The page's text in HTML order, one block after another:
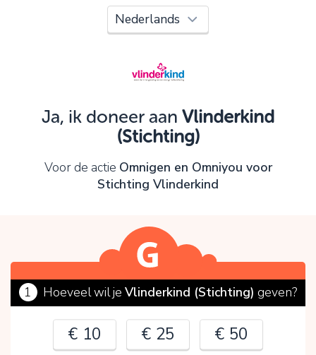
Ja, ik doneer aan Vlinderkind
(Stichting)
Voor de actie Omnigen en Omniyou voor
Stichting Vlinderkind
1 Hoeveel wil jeVlinderkind (Stichting) geven?
€ 10 € 25
€ 50
Oeps!
Controleer en verbeter je invoer en probeer het
OK